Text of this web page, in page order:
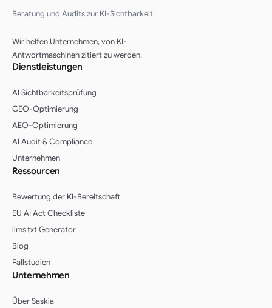
Beratung und Audits zur KI-Sichtbarkeit.
Wir helfen Unternehmen, von KI-
Antwortmaschinen zitiert zu werden.
Dienstleistungen
AI Sichtbarkeitsprüfung
GEO-Optimierung
AEO-Optimierung
AI Audit & Compliance
Unternehmen
Ressourcen
Bewertung der KI-Bereitschaft
EU AI Act Checkliste
llms.txt Generator
Blog
Fallstudien
Unternehmen
Über Saskia